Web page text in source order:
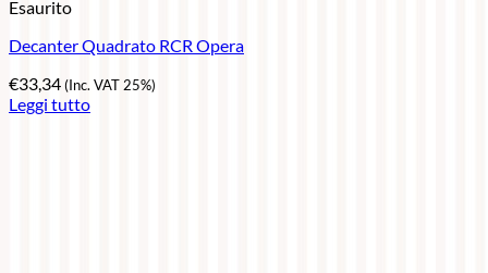
Esaurito
Decanter Quadrato RCR Opera
€33,34(Inc. VAT 25%)
Leggi tutto